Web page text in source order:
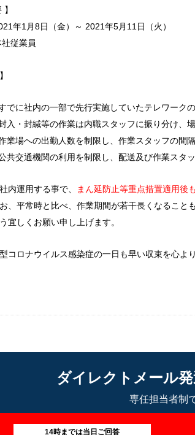
年1月8日（金）～ 2021年5月11日（火）
従業員
でに社内の一部で先行実施していたテレワーク
入・封緘等の作業は内職スタッフに振り分け、
業場への出勤人数を制限し、作業スタッフの間
共交通機関の利用を制限し、配送及び作業スタ
内運用する事で、
まん延防止等重点措置適用後
、平常時と比べ、作業期間が若干長くなること
宜しくお願い申し上げます。
コロナウイルス感染症の一日も早い収束を心よ
ダイレクトメール
専任担当者制
14時までは当日ご回答